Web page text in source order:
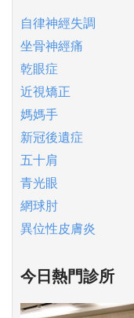
自律神經失調
坐骨神經痛
乾眼症
近視矯正
媽媽手
新冠後遺症
五十肩
青光眼
網球肘
異位性皮膚炎
今日熱門診所